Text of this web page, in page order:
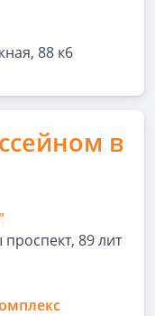
88 к6
в
89 лит